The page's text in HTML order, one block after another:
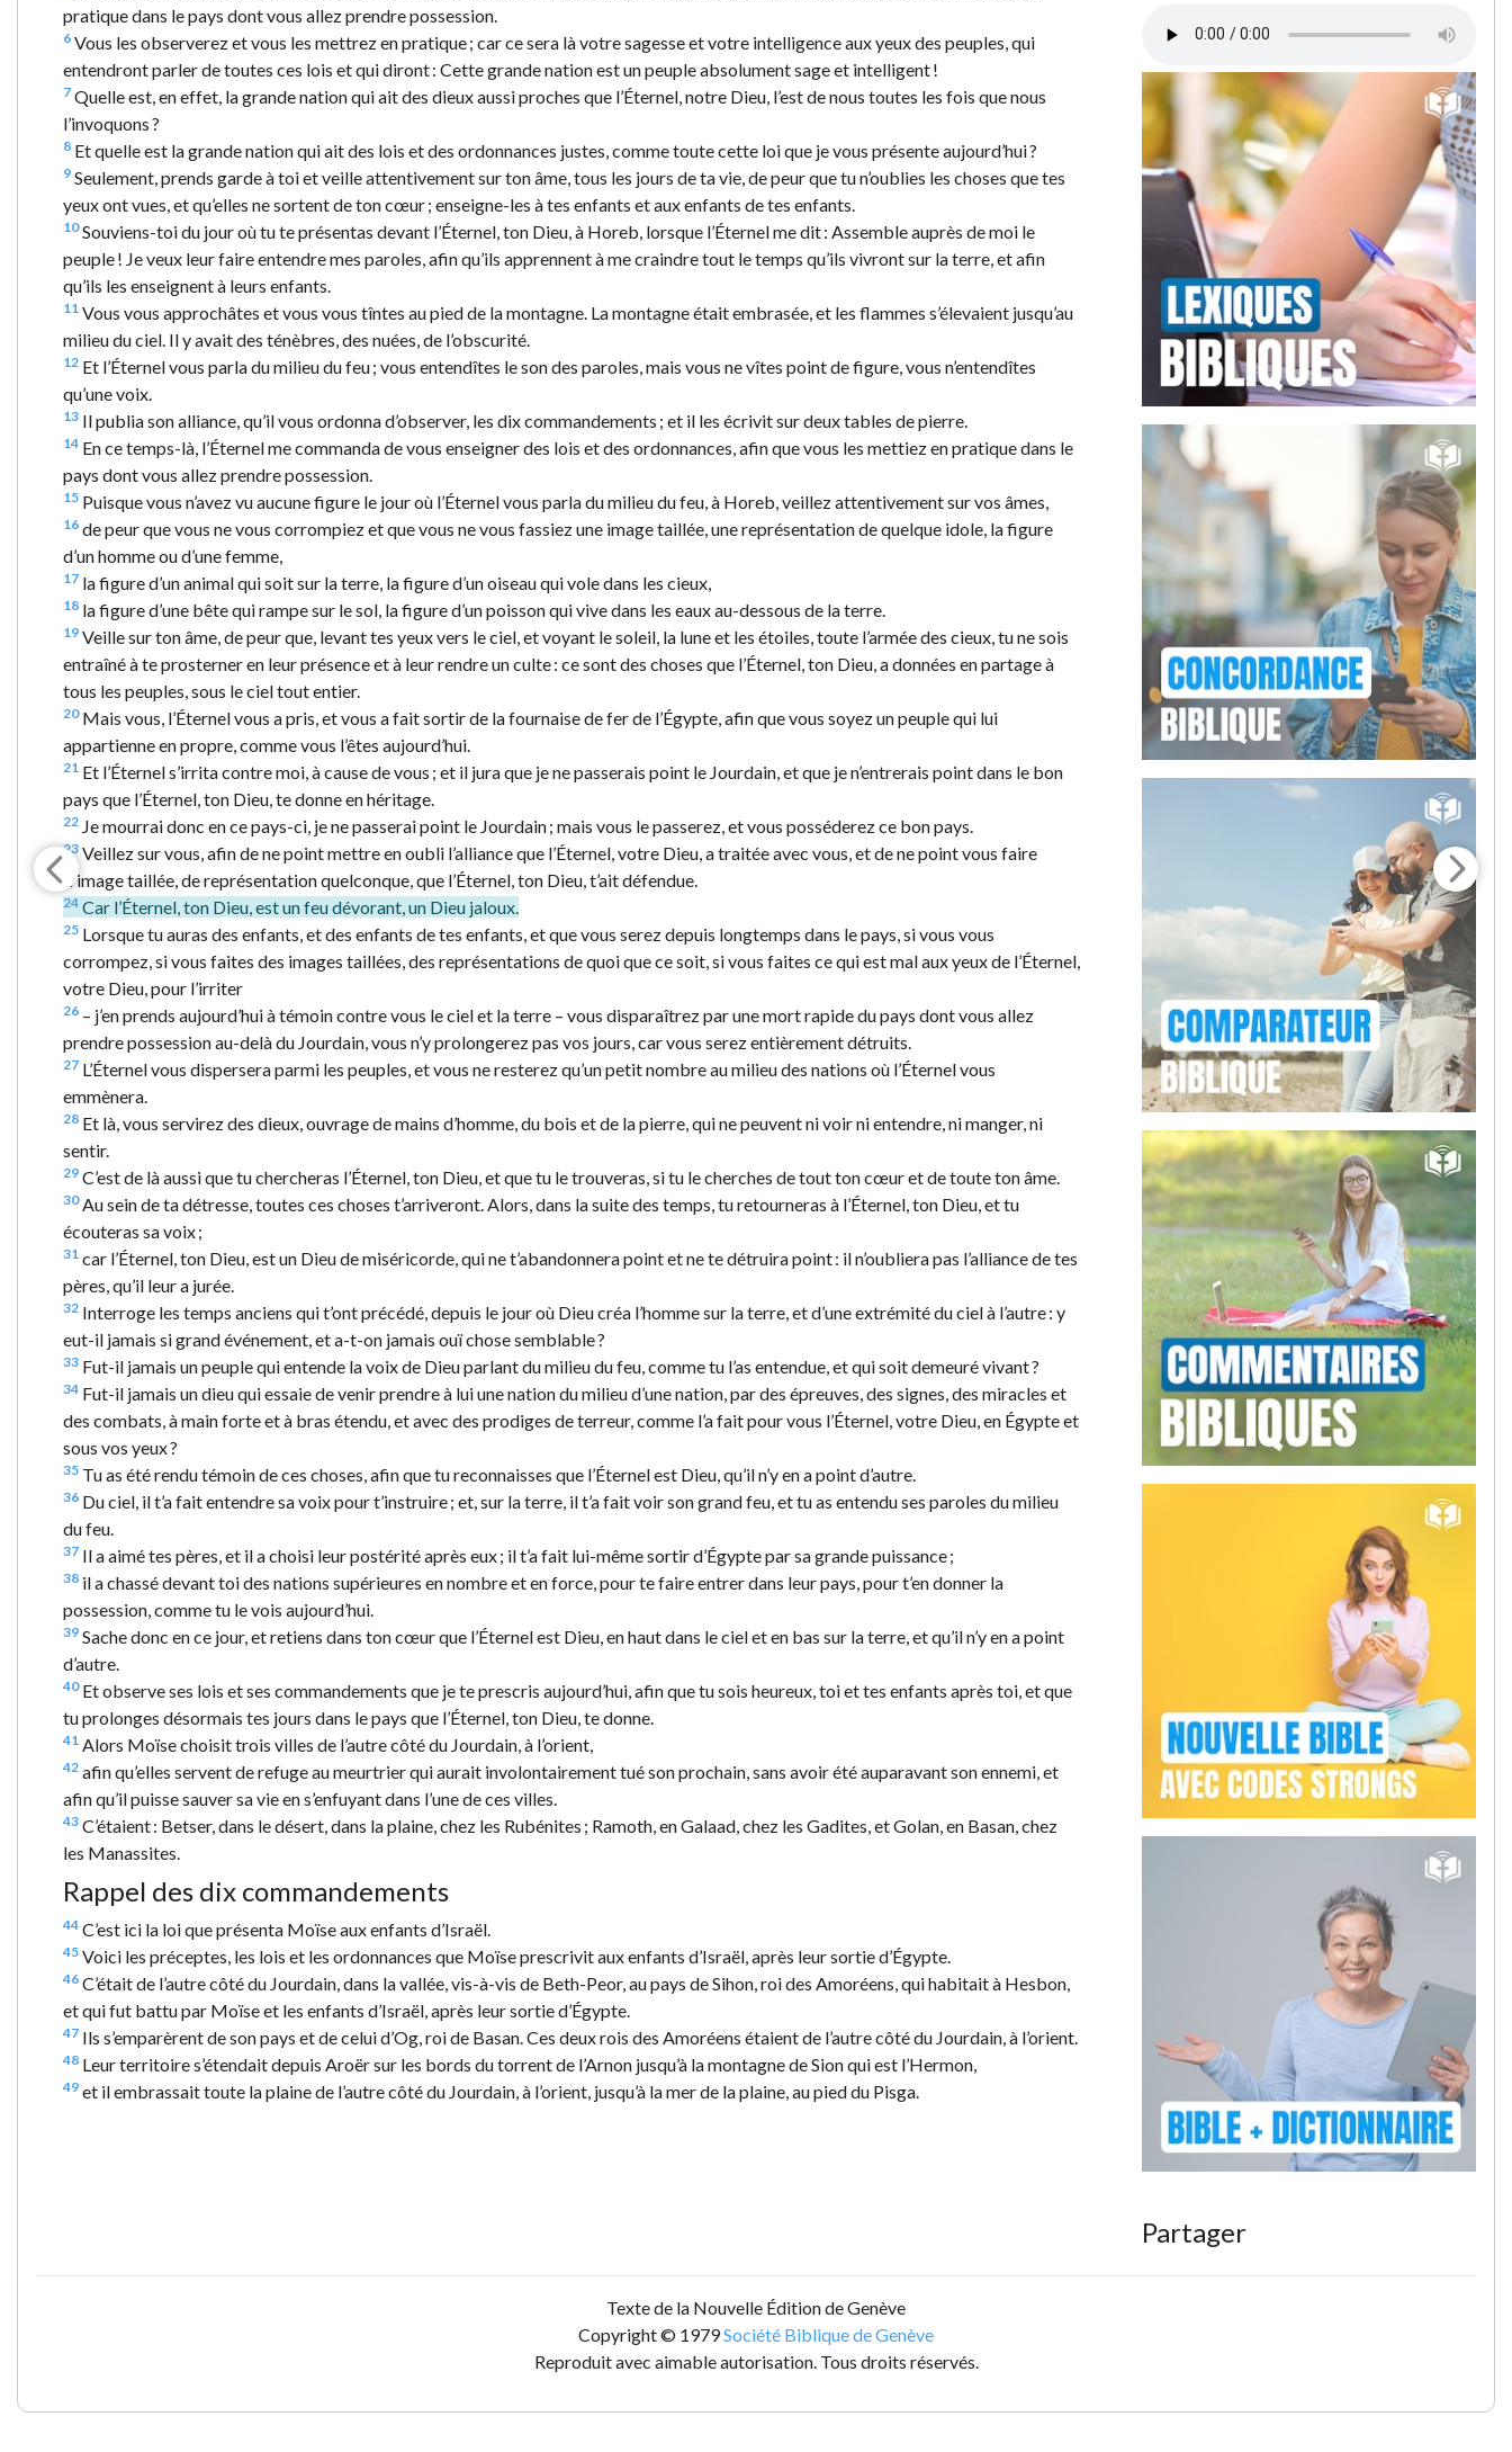
pratique dans le pays dont vous allez prendre possession.
6 Vous les observerez et vous les mettrez en pratique ; car ce sera là votre sagesse et votre intelligence aux yeux des peuples, qui
entendront parler de toutes ces lois et qui diront : Cette grande nation est un peuple absolument sage et intelligent !
7 Quelle est, en effet, la grande nation qui ait des dieux aussi proches que l’Éternel, notre Dieu, l’est de nous toutes les fois que nous
l’invoquons ?
8 Et quelle est la grande nation qui ait des lois et des ordonnances justes, comme toute cette loi que je vous présente aujourd’hui ?
9 Seulement, prends garde à toi et veille attentivement sur ton âme, tous les jours de ta vie, de peur que tu n’oublies les choses que tes
yeux ont vues, et qu’elles ne sortent de ton cœur ; enseigne-les à tes enfants et aux enfants de tes enfants.
10Souviens-toi du jour où tu te présentas devant l’Éternel, ton Dieu, à Horeb, lorsque l’Éternel me dit : Assemble auprès de moi le
peuple ! Je veux leur faire entendre mes paroles, afin qu’ils apprennent à me craindre tout le temps qu’ils vivront sur la terre, et afin
qu’ils les enseignent à leurs enfants.
11 Vous vous approchâtes et vous vous tîntes au pied de la montagne. La montagne était embrasée, et les flammes s’élevaient jusqu’au
milieu du ciel. Il y avait des ténèbres, des nuées, de l’obscurité.
12 Et l’Éternel vous parla du milieu du feu ; vous entendîtes le son des paroles, mais vous ne vîtes point de figure, vous n’entendîtes
qu’une voix.
13 Il publia son alliance, qu’il vous ordonna d’observer, les dix commandements ; et il les écrivit sur deux tables de pierre.
14 En ce temps-là, l’Éternel me commanda de vous enseigner des lois et des ordonnances, afin que vous les mettiez en pratique dans le
pays dont vous allez prendre possession.
15 Puisque vous n’avez vu aucune figure le jour où l’Éternel vous parla du milieu du feu, à Horeb, veillez attentivement sur vos âmes,
16 de peur que vous ne vous corrompiez et que vous ne vous fassiez une image taillée, une représentation de quelque idole, la figure
d’un homme ou d’une femme,
17 la figure d’un animal qui soit sur la terre, la figure d’un oiseau qui vole dans les cieux,
18 la figure d’une bête qui rampe sur le sol, la figure d’un poisson qui vive dans les eaux au-dessous de la terre.
19 Veille sur ton âme, de peur que, levant tes yeux vers le ciel, et voyant le soleil, la lune et les étoiles, toute l’armée des cieux, tu ne sois
entraîné à te prosterner en leur présence et à leur rendre un culte : ce sont des choses que l’Éternel, ton Dieu, a données en partage à
tous les peuples, sous le ciel tout entier.
20Mais vous, l’Éternel vous a pris, et vous a fait sortir de la fournaise de fer de l’Égypte, afin que vous soyez un peuple qui lui
appartienne en propre, comme vous l’êtes aujourd’hui.
21 Et l’Éternel s’irrita contre moi, à cause de vous ; et il jura que je ne passerais point le Jourdain, et que je n’entrerais point dans le bon
pays que l’Éternel, ton Dieu, te donne en héritage.
22 Je mourrai donc en ce pays-ci, je ne passerai point le Jourdain ; mais vous le passerez, et vous posséderez ce bon pays.
23 Veillez sur vous, afin de ne point mettre en oubli l’alliance que l’Éternel, votre Dieu, a traitée avec vous, et de ne point vous faire
d’image taillée, de représentation quelconque, que l’Éternel, ton Dieu, t’ait défendue.
24 Car l’Éternel, ton Dieu, est un feu dévorant, un Dieu jaloux.
25 Lorsque tu auras des enfants, et des enfants de tes enfants, et que vous serez depuis longtemps dans le pays, si vous vous
corrompez, si vous faites des images taillées, des représentations de quoi que ce soit, si vous faites ce qui est mal aux yeux de l’Éternel,
votre Dieu, pour l’irriter
26 – j’en prends aujourd’hui à témoin contre vous le ciel et la terre – vous disparaîtrez par une mort rapide du pays dont vous allez
prendre possession au-delà du Jourdain, vous n’y prolongerez pas vos jours, car vous serez entièrement détruits.
27 L’Éternel vous dispersera parmi les peuples, et vous ne resterez qu’un petit nombre au milieu des nations où l’Éternel vous
emmènera.
28 Et là, vous servirez des dieux, ouvrage de mains d’homme, du bois et de la pierre, qui ne peuvent ni voir ni entendre, ni manger, ni
sentir.
29 C’est de là aussi que tu chercheras l’Éternel, ton Dieu, et que tu le trouveras, si tu le cherches de tout ton cœur et de toute ton âme.
30Au sein de ta détresse, toutes ces choses t’arriveront. Alors, dans la suite des temps, tu retourneras à l’Éternel, ton Dieu, et tu
écouteras sa voix ;
31 car l’Éternel, ton Dieu, est un Dieu de miséricorde, qui ne t’abandonnera point et ne te détruira point : il n’oubliera pas l’alliance de tes
pères, qu’il leur a jurée.
32 Interroge les temps anciens qui t’ont précédé, depuis le jour où Dieu créa l’homme sur la terre, et d’une extrémité du ciel à l’autre : y
eut-il jamais si grand événement, et a-t-on jamais ouï chose semblable ?
33 Fut-il jamais un peuple qui entende la voix de Dieu parlant du milieu du feu, comme tu l’as entendue, et qui soit demeuré vivant ?
34 Fut-il jamais un dieu qui essaie de venir prendre à lui une nation du milieu d’une nation, par des épreuves, des signes, des miracles et
des combats, à main forte et à bras étendu, et avec des prodiges de terreur, comme l’a fait pour vous l’Éternel, votre Dieu, en Égypte et
sous vos yeux ?
35 Tu as été rendu témoin de ces choses, afin que tu reconnaisses que l’Éternel est Dieu, qu’il n’y en a point d’autre.
36 Du ciel, il t’a fait entendre sa voix pour t’instruire ; et, sur la terre, il t’a fait voir son grand feu, et tu as entendu ses paroles du milieu
du feu.
37 Il a aimé tes pères, et il a choisi leur postérité après eux ; il t’a fait lui-même sortir d’Égypte par sa grande puissance ;
38 il a chassé devant toi des nations supérieures en nombre et en force, pour te faire entrer dans leur pays, pour t’en donner la
possession, comme tu le vois aujourd’hui.
39 Sache donc en ce jour, et retiens dans ton cœur que l’Éternel est Dieu, en haut dans le ciel et en bas sur la terre, et qu’il n’y en a point
d’autre.
40Et observe ses lois et ses commandements que je te prescris aujourd’hui, afin que tu sois heureux, toi et tes enfants après toi, et que
tu prolonges désormais tes jours dans le pays que l’Éternel, ton Dieu, te donne.
41 Alors Moïse choisit trois villes de l’autre côté du Jourdain, à l’orient,
42 afin qu’elles servent de refuge au meurtrier qui aurait involontairement tué son prochain, sans avoir été auparavant son ennemi, et
afin qu’il puisse sauver sa vie en s’enfuyant dans l’une de ces villes.
43 C’étaient : Betser, dans le désert, dans la plaine, chez les Rubénites ; Ramoth, en Galaad, chez les Gadites, et Golan, en Basan, chez
les Manassites.
Rappel des dix commandements
44 C’est ici la loi que présenta Moïse aux enfants d’Israël.
45 Voici les préceptes, les lois et les ordonnances que Moïse prescrivit aux enfants d’Israël, après leur sortie d’Égypte.
46 C’était de l’autre côté du Jourdain, dans la vallée, vis-à-vis de Beth-Peor, au pays de Sihon, roi des Amoréens, qui habitait à Hesbon,
et qui fut battu par Moïse et les enfants d’Israël, après leur sortie d’Égypte.
47 Ils s’emparèrent de son pays et de celui d’Og, roi de Basan. Ces deux rois des Amoréens étaient de l’autre côté du Jourdain, à l’orient.
48 Leur territoire s’étendait depuis Aroër sur les bords du torrent de l’Arnon jusqu’à la montagne de Sion qui est l’Hermon,
49 et il embrassait toute la plaine de l’autre côté du Jourdain, à l’orient, jusqu’à la mer de la plaine, au pied du Pisga.
Partager
Texte de la Nouvelle Édition de Genève
Copyright © 1979Société Biblique de Genève
Reproduit avec aimable autorisation. Tous droits réservés.